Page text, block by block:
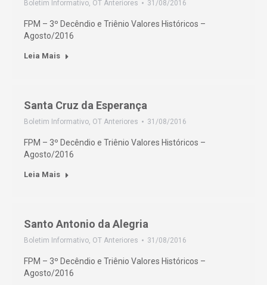
Boletim Informativo, OT Anteriores 31/08/2016
FPM – 3º Decêndio e Triênio Valores Históricos –
Agosto/2016
Leia Mais
Santa Cruz da Esperança
Boletim Informativo, OT Anteriores 31/08/2016
FPM – 3º Decêndio e Triênio Valores Históricos –
Agosto/2016
Leia Mais
Santo Antonio da Alegria
Boletim Informativo, OT Anteriores 31/08/2016
FPM – 3º Decêndio e Triênio Valores Históricos –
Agosto/2016